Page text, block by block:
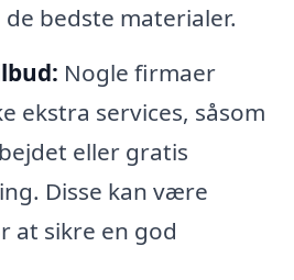
bedste materialer.
Nogle firmaer
ekstra services, såsom
eller gratis
Disse kan være
at sikre en god